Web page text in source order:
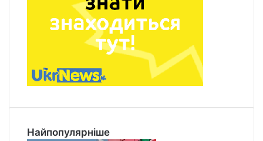
Найпопулярніше